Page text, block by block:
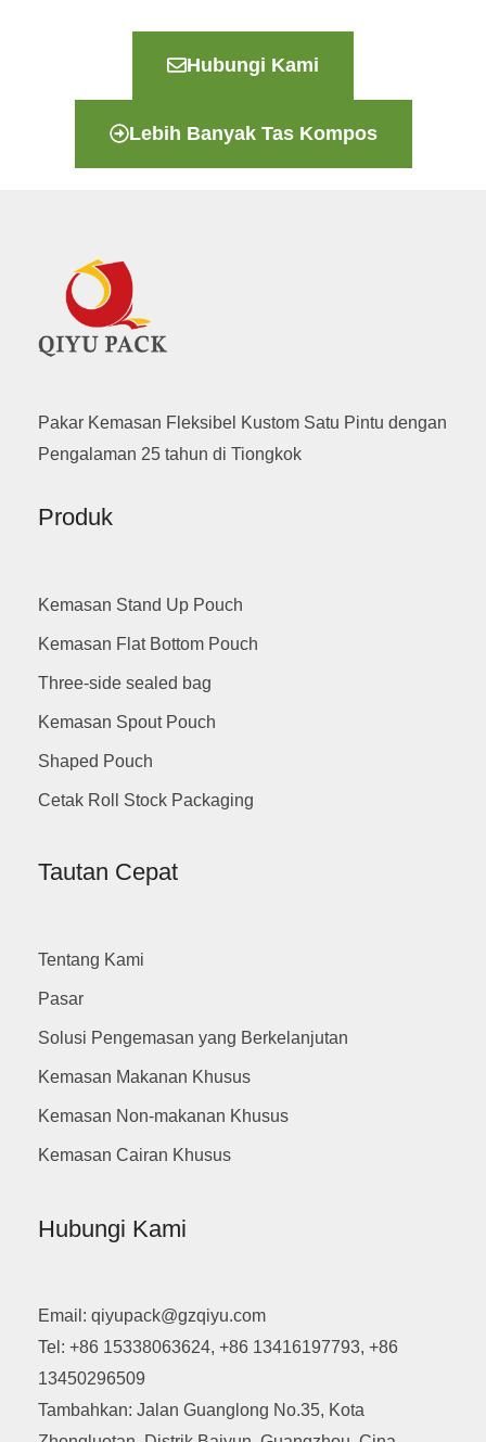
Hubungi Kami
Lebih Banyak Tas Kompos
Pakar Kemasan Fleksibel Kustom Satu Pintu dengan
Pengalaman 25 tahun di Tiongkok
Produk
Kemasan Stand Up Pouch
Kemasan Flat Bottom Pouch
Three-side sealed bag
Kemasan Spout Pouch
Shaped Pouch
Cetak Roll Stock Packaging
Tautan Cepat
Tentang Kami
Pasar
Solusi Pengemasan yang Berkelanjutan
Kemasan Makanan Khusus
Kemasan Non-makanan Khusus
Kemasan Cairan Khusus
Hubungi Kami
Email: qiyupack@gzqiyu.com
Tel: +86 15338063624, +86 13416197793, +86
13450296509
Tambahkan: Jalan Guanglong No.35, Kota